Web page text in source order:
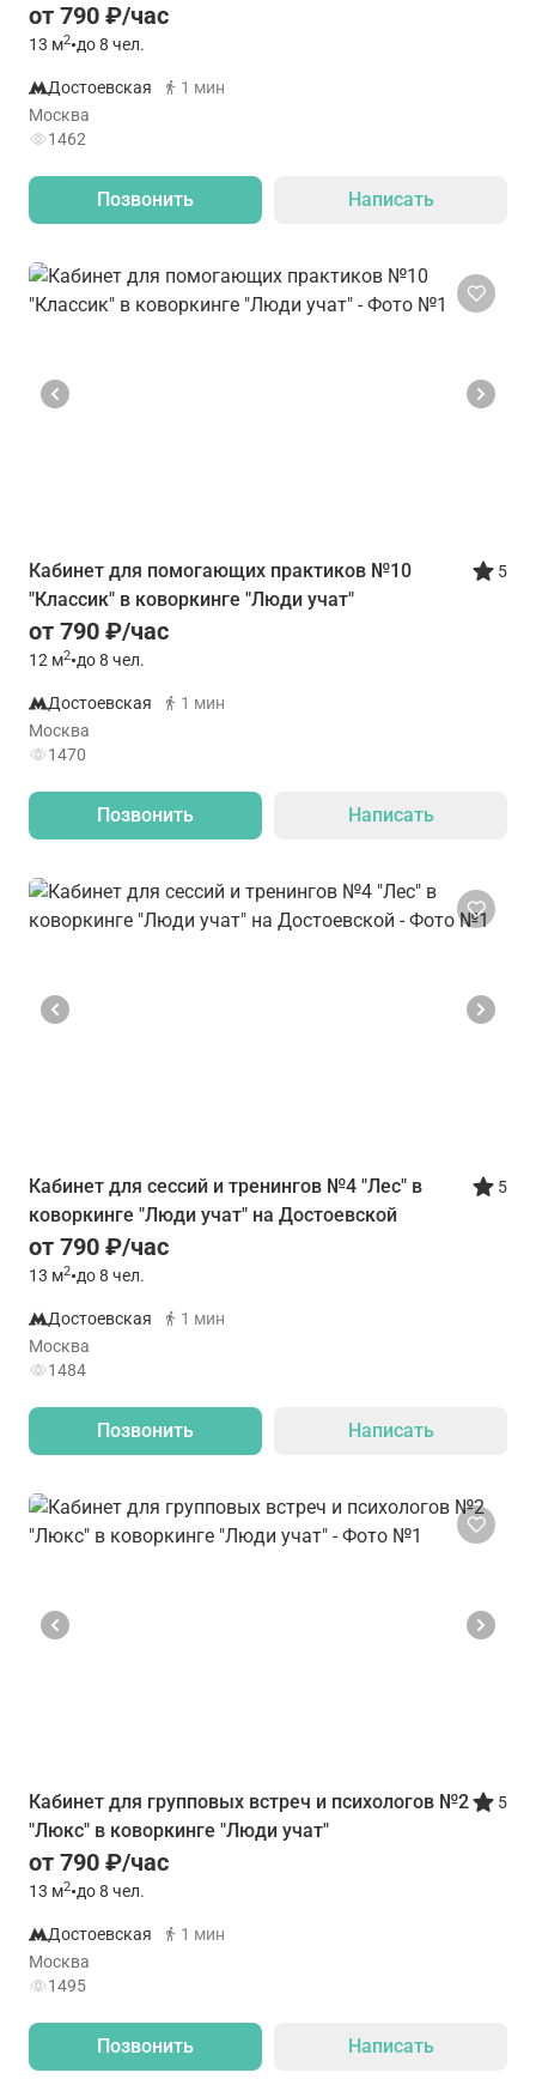
от 790 ₽/час
13 м2•до 8 чел.
Достоевская
1 мин
Москва
1462
Позвонить Написать
Кабинет для помогающих практиков №10
"Классик" в коворкинге "Люди учат"
от 790 ₽/час
12 м2•до 8 чел.
5
Достоевская
1 мин
Москва
1470
Позвонить Написать
Кабинет для сессий и тренингов №4 "Лес" в
коворкинге "Люди учат" на Достоевской
от 790 ₽/час
13 м2•до 8 чел.
5
Достоевская
1 мин
Москва
1484
Позвонить Написать
Кабинет для групповых встреч и психологов №2
"Люкс" в коворкинге "Люди учат"
от 790 ₽/час
13 м2•до 8 чел.
5
Достоевская
1 мин
Москва
1495
Позвонить Написать